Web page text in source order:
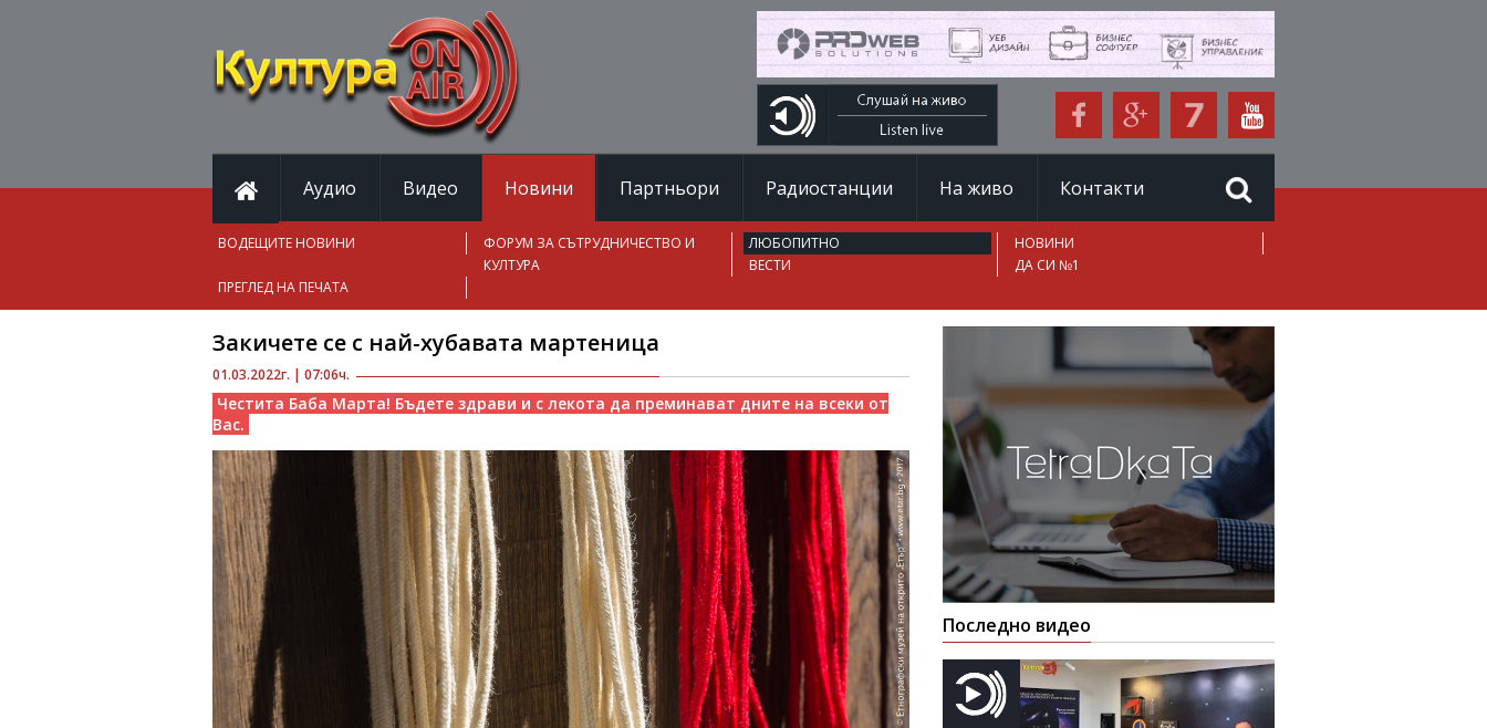
Аудио Видео Новини Партньори Радиостанции На живо Контакти
ВОДЕЩИТЕ НОВИНИ
ФОРУМ ЗА СЪТРУДНИЧЕСТВО И
КУЛТУРА
ЛЮБОПИТНО
НОВИНИ
ВЕСТИ
ДА СИ №1
ПРЕГЛЕД НА ПЕЧАТА
01.03.2022г. | 07:06ч.
Закичете се с най-хубавата мартеница
Честита Баба Марта! Бъдете здрави и с лекота да преминават дните на всеки от
Вас.
Последно видео